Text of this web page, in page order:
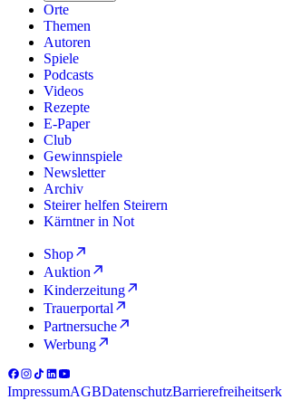
Orte
Themen
Autoren
Spiele
Podcasts
Videos
Rezepte
E-Paper
Club
Gewinnspiele
Newsletter
Archiv
Steirer helfen Steirern
Kärntner in Not
Shop
Auktion
Kinderzeitung
Trauerportal
Partnersuche
Werbung
ImpressumAGBDatenschutz